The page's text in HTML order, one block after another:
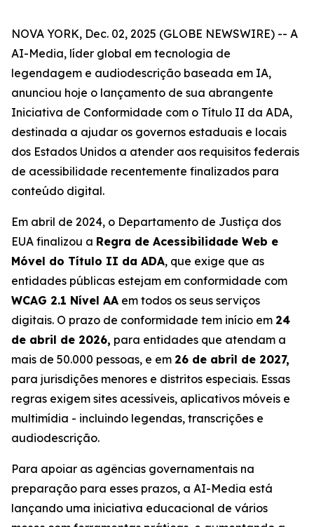
NOVA YORK, Dec. 02, 2025 (GLOBE NEWSWIRE) -- A
AI-Media, líder global em tecnologia de
legendagem e audiodescrição baseada em IA,
anunciou hoje o lançamento de sua abrangente
Iniciativa de Conformidade com o Título II da ADA,
destinada a ajudar os governos estaduais e locais
dos Estados Unidos a atender aos requisitos federais
de acessibilidade recentemente finalizados para
conteúdo digital.
Em abril de 2024, o Departamento de Justiça dos
EUA finalizou a Regra de Acessibilidade Web e
Móvel do Título II da ADA, que exige que as
entidades públicas estejam em conformidade com
WCAG 2.1 Nível AA em todos os seus serviços
digitais. O prazo de conformidade tem início em 24
de abril de 2026, para entidades que atendam a
mais de 50.000 pessoas, e em 26 de abril de 2027,
para jurisdições menores e distritos especiais. Essas
regras exigem sites acessíveis, aplicativos móveis e
multimídia - incluindo legendas, transcrições e
audiodescrição.
Para apoiar as agências governamentais na
preparação para esses prazos, a AI-Media está
lançando uma iniciativa educacional de vários